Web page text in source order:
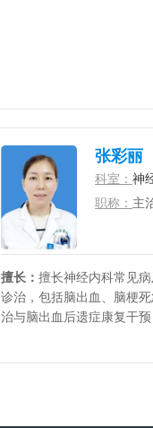
张彩丽
科室： 神
职称： 主
擅长： 擅长神经内科常见
诊治，包括脑出血、脑梗
治与脑出血后遗症康复干预